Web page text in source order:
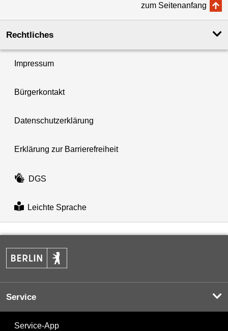
zum Seitenanfang
Rechtliches
Impressum
Bürgerkontakt
Datenschutzerklärung
Erklärung zur Barrierefreiheit
DGS
Leichte Sprache
Service
Service-App